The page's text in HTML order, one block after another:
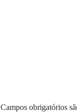
Campos obrigatórios